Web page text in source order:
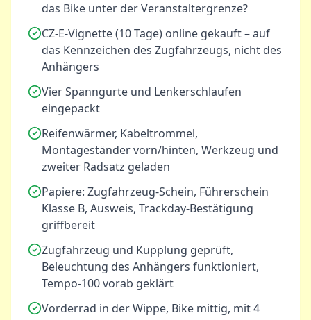
das Bike unter der Veranstaltergrenze?
CZ-E-Vignette (10 Tage) online gekauft – auf
das Kennzeichen des Zugfahrzeugs, nicht des
Anhängers
Vier Spanngurte und Lenkerschlaufen
eingepackt
Reifenwärmer, Kabeltrommel,
Montageständer vorn/hinten, Werkzeug und
zweiter Radsatz geladen
Papiere: Zugfahrzeug-Schein, Führerschein
Klasse B, Ausweis, Trackday-Bestätigung
griffbereit
Zugfahrzeug und Kupplung geprüft,
Beleuchtung des Anhängers funktioniert,
Tempo-100 vorab geklärt
Vorderrad in der Wippe, Bike mittig, mit 4